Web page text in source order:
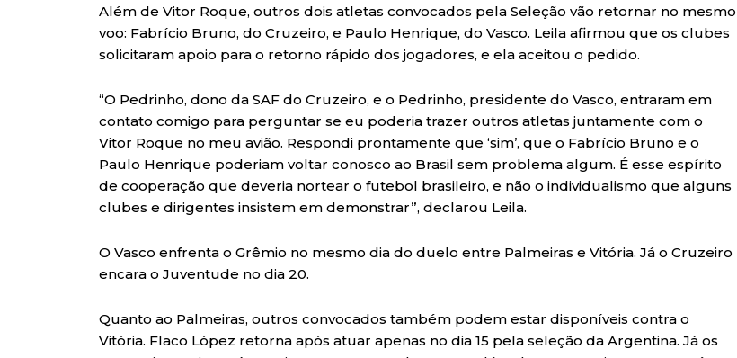
Além de Vitor Roque, outros dois atletas convocados pela Seleção vão retornar no mesmo
voo: Fabrício Bruno, do Cruzeiro, e Paulo Henrique, do Vasco. Leila afirmou que os clubes
solicitaram apoio para o retorno rápido dos jogadores, e ela aceitou o pedido.
“O Pedrinho, dono da SAF do Cruzeiro, e o Pedrinho, presidente do Vasco, entraram em
contato comigo para perguntar se eu poderia trazer outros atletas juntamente com o
Vitor Roque no meu avião. Respondi prontamente que ‘sim’, que o Fabrício Bruno e o
Paulo Henrique poderiam voltar conosco ao Brasil sem problema algum. É esse espírito
de cooperação que deveria nortear o futebol brasileiro, e não o individualismo que alguns
clubes e dirigentes insistem em demonstrar”, declarou Leila.
O Vasco enfrenta o Grêmio no mesmo dia do duelo entre Palmeiras e Vitória. Já o Cruzeiro
encara o Juventude no dia 20.
Quanto ao Palmeiras, outros convocados também podem estar disponíveis contra o
Vitória. Flaco López retorna após atuar apenas no dia 15 pela seleção da Argentina. Já os